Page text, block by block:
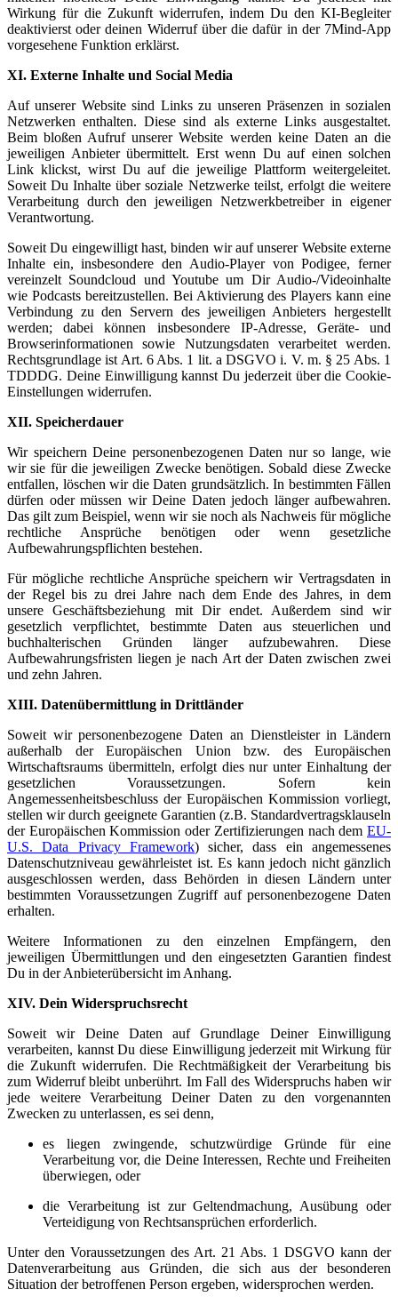
Wirkung für die Zukunft widerrufen, indem Du den KI-Begleiter
deaktivierst oder deinen Widerruf über die dafür in der 7Mind-App
vorgesehene Funktion erklärst.
XI. Externe Inhalte und Social Media
Auf unserer Website sind Links zu unseren Präsenzen in sozialen
Netzwerken enthalten. Diese sind als externe Links ausgestaltet.
Beim bloßen Aufruf unserer Website werden keine Daten an die
jeweiligen Anbieter übermittelt. Erst wenn Du auf einen solchen
Link klickst, wirst Du auf die jeweilige Plattform weitergeleitet.
Soweit Du Inhalte über soziale Netzwerke teilst, erfolgt die weitere
Verarbeitung durch den jeweiligen Netzwerkbetreiber in eigener
Verantwortung.
Soweit Du eingewilligt hast, binden wir auf unserer Website externe
Inhalte ein, insbesondere den Audio-Player von Podigee, ferner
vereinzelt Soundcloud und Youtube um Dir Audio-/Videoinhalte
wie Podcasts bereitzustellen. Bei Aktivierung des Players kann eine
Verbindung zu den Servern des jeweiligen Anbieters hergestellt
werden; dabei können insbesondere IP-Adresse, Geräte- und
Browserinformationen sowie Nutzungsdaten verarbeitet werden.
Rechtsgrundlage ist Art. 6 Abs. 1 lit. a DSGVO i. V. m. § 25 Abs. 1
TDDDG. Deine Einwilligung kannst Du jederzeit über die Cookie-
Einstellungen widerrufen.
XII. Speicherdauer
Wir speichern Deine personenbezogenen Daten nur so lange, wie
wir sie für die jeweiligen Zwecke benötigen. Sobald diese Zwecke
entfallen, löschen wir die Daten grundsätzlich. In bestimmten Fällen
dürfen oder müssen wir Deine Daten jedoch länger aufbewahren.
Das gilt zum Beispiel, wenn wir sie noch als Nachweis für mögliche
rechtliche Ansprüche benötigen oder wenn gesetzliche
Aufbewahrungspflichten bestehen.
Für mögliche rechtliche Ansprüche speichern wir Vertragsdaten in
der Regel bis zu drei Jahre nach dem Ende des Jahres, in dem
unsere Geschäftsbeziehung mit Dir endet. Außerdem sind wir
gesetzlich verpflichtet, bestimmte Daten aus steuerlichen und
buchhalterischen Gründen länger aufzubewahren. Diese
Aufbewahrungsfristen liegen je nach Art der Daten zwischen zwei
und zehn Jahren.
XIII. Datenübermittlung in Drittländer
Soweit wir personenbezogene Daten an Dienstleister in Ländern
außerhalb der Europäischen Union bzw. des Europäischen
Wirtschaftsraums übermitteln, erfolgt dies nur unter Einhaltung der
gesetzlichen Voraussetzungen. Sofern kein
Angemessenheitsbeschluss der Europäischen Kommission vorliegt,
stellen wir durch geeignete Garantien (z.B. Standardvertragsklauseln
der Europäischen Kommission oder Zertifizierungen nach dem EU-
U.S. Data Privacy Framework) sicher, dass ein angemessenes
Datenschutzniveau gewährleistet ist. Es kann jedoch nicht gänzlich
ausgeschlossen werden, dass Behörden in diesen Ländern unter
bestimmten Voraussetzungen Zugriff auf personenbezogene Daten
erhalten.
Weitere Informationen zu den einzelnen Empfängern, den
jeweiligen Übermittlungen und den eingesetzten Garantien findest
Du in der Anbieterübersicht im Anhang.
XIV. Dein Widerspruchsrecht
Soweit wir Deine Daten auf Grundlage Deiner Einwilligung
verarbeiten, kannst Du diese Einwilligung jederzeit mit Wirkung für
die Zukunft widerrufen. Die Rechtmäßigkeit der Verarbeitung bis
zum Widerruf bleibt unberührt. Im Fall des Widerspruchs haben wir
jede weitere Verarbeitung Deiner Daten zu den vorgenannten
Zwecken zu unterlassen, es sei denn,
es liegen zwingende, schutzwürdige Gründe für eine
Verarbeitung vor, die Deine Interessen, Rechte und Freiheiten
überwiegen, oder
die Verarbeitung ist zur Geltendmachung, Ausübung oder
Verteidigung von Rechtsansprüchen erforderlich.
Unter den Voraussetzungen des Art. 21 Abs. 1 DSGVO kann der
Datenverarbeitung aus Gründen, die sich aus der besonderen
Situation der betroffenen Person ergeben, widersprochen werden.